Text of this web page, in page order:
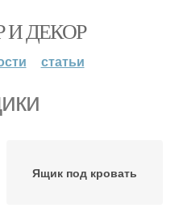
И ДЕКОР
статьи
Ящик под кровать